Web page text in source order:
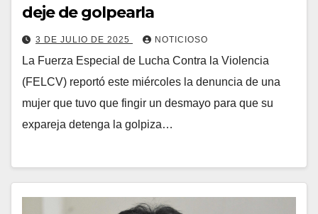
deje de golpearla
3 DE JULIO DE 2025 NOTICIOSO
La Fuerza Especial de Lucha Contra la Violencia
(FELCV) reportó este miércoles la denuncia de una
mujer que tuvo que fingir un desmayo para que su
expareja detenga la golpiza…